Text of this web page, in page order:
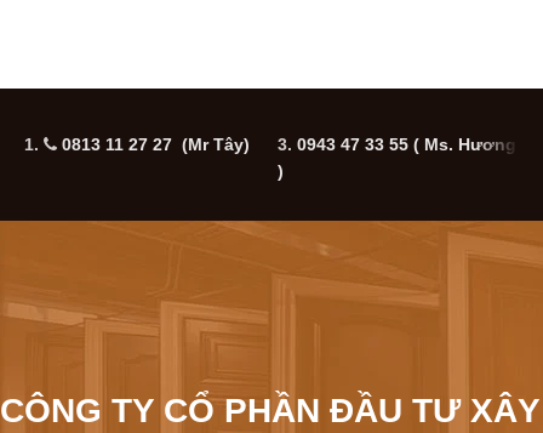
1. 0813 11 27 27 (Mr Tây) 3. 0943 47 33 55 ( Ms. Hương
)
CÔNG TY CỔ PHẦN ĐẦU TƯ XÂY